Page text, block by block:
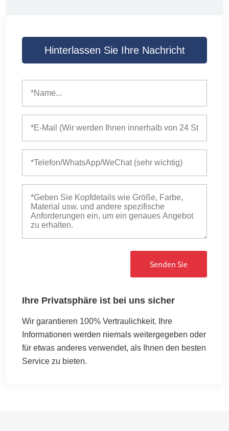
Hinterlassen Sie Ihre Nachricht
Senden Sie
Ihre Privatsphäre ist bei uns sicher
Wir garantieren 100% Vertraulichkeit. Ihre
Informationen werden niemals weitergegeben oder
für etwas anderes verwendet, als Ihnen den besten
Service zu bieten.